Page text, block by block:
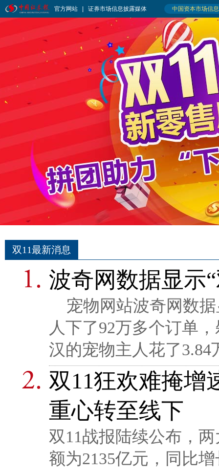
双11最新消息
波奇网数据显示
宠物网站波奇网数据
人下了92万多个订单
汉的宠物主人花了
双11狂欢难掩增
重心转至线下
双11战报陆续公布，
额为2135亿元，同比